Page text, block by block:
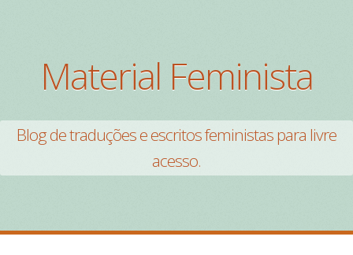
Material Feminista
Blog de traduções e escritos feministas para livre
acesso.